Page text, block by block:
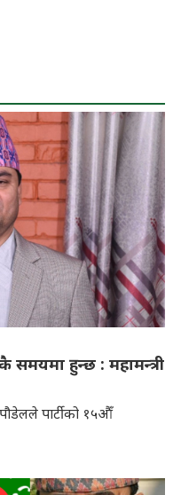
समयमा हुन्छ : महामन्त्री
पौडेलले पार्टीको १५औँ